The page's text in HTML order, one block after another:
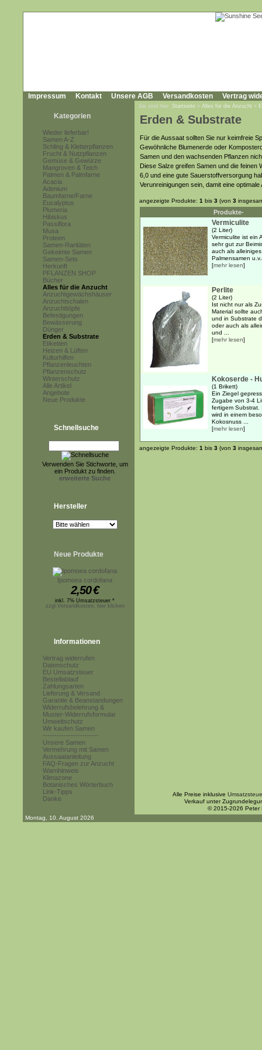
Impressum Kontakt Unsere AGB Versandkosten Vertrag
Kategorien
Wieder lieferbar!
Samen A-Z
Schling & Kletterpflanzen
Frucht & Nutzpflanzen
Gemüse & Gewürze
Mangroven & Teich
Palmen & Palmfarne
Acacia
Adenium
Baumfarne/Farne
Eucalyptus
Plumeria
Hibiskus
Passiflora
Musa
Proteen
Samen-Raritäten
Gekeimte Samen
Samen-Sets
Herkunft
PFLANZEN SHOP
Bücher
Alles für die Anzucht
Anzuchtgewächshäuser
Anzuchtschalen
Anzuchttöpfe
Befestigungen
Bewässerung
Dünger
Erden & Substrate
Etiketten
Heizen & Lüften
Kulturhilfen
Pflanzenleuchten
Pflanzenschutz
Winterschutz
Alle Artikel
Angebote
Neue Produkte
Schnellsuche
Verwenden Sie Stichworte, um
ein Produkt zu finden.
erweiterte Suche
Hersteller
Neue Produkte
Ipomoea cordofana
2,50€
inkl. 7% Umsatzsteuer *
zzgl.Versandkosten, hier klicken
Informationen
Vertrag widerrufen
Datenschutz
EU Umsatzsteuer
Bestellablauf
Zahlungsarten
Lieferung & Versand
Garantie & Beanstandungen
Widerrufsbelehrung &
Muster-Widerrufsformular
Umweltschutz
Wir kaufen Samen
------------------------
Unsere Samen
Vermehrung mit Samen
Aussaatanleitung
FAQ-Fragen zur Anzucht
Warnhinweis
Klimazone
Botanisches Wörterbuch
Link-Tipps
Danke
Sie sind hier: Startseite » Alles für die Anzucht »
Erden & Substrate
Für die Aussaat sollten Sie nur keimfreie
Gewöhnliche Blumenerde oder
Samen und den wachsenden Pflanzen
Diese Salze greifen Samen und die
6,0 und eine gute Sauerstoffversorgung
Verunreinigungen sein, damit eine optimale
angezeigte Produkte: 1 bis 3 (von 3
Produkte-
Vermiculite
(2 Liter)
Vermiculite ist ein
sehr gut zur
auch als
Palmensamen
[mehr lesen]
Perlite
(2 Liter)
Ist nicht nur als
Material sollte
und in Substrate
oder auch als
und ...
[mehr lesen]
Kokoserde -
(1 Brikett)
Ein Ziegel
Zugabe von 3-4
fertigem Substrat.
wird in einem
Kokosnuss ...
[mehr lesen]
angezeigte Produkte: 1 bis 3 (von 3
Alle Preise inklusive
Verkauf unter
© 2015-2026 Peter
Montag, 10. August 2026